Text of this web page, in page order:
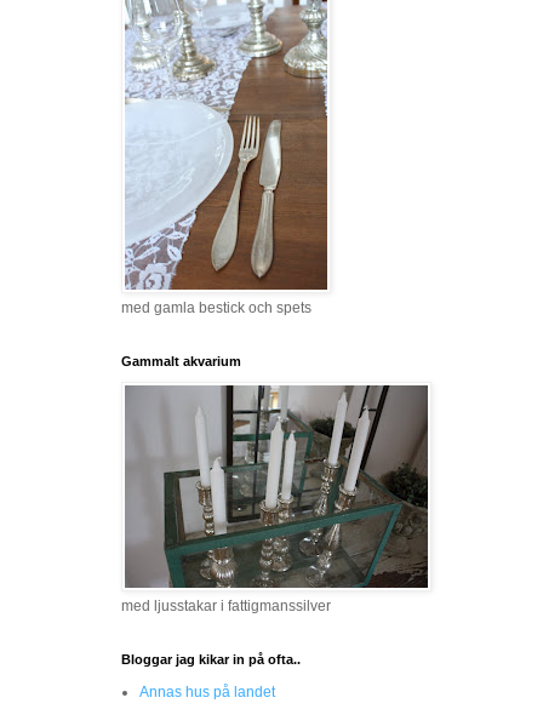
med gamla bestick och spets
Gammalt akvarium
med ljusstakar i fattigmanssilver
Bloggar jag kikar in på ofta..
Annas hus på landet